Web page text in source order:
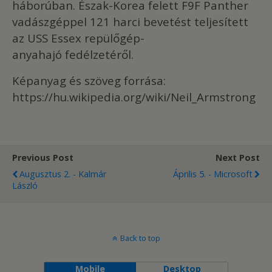
háborúban. Észak-Korea felett F9F Panther
vadászgéppel 121 harci bevetést teljesített
az USS Essex repülőgép-
anyahajó fedélzetéről.
Képanyag és szöveg forrása:
https://hu.wikipedia.org/wiki/Neil_Armstrong
Previous Post
Augusztus 2. - Kalmár
László
Next Post
Április 5. - Microsoft
Back to top
Mobile Desktop